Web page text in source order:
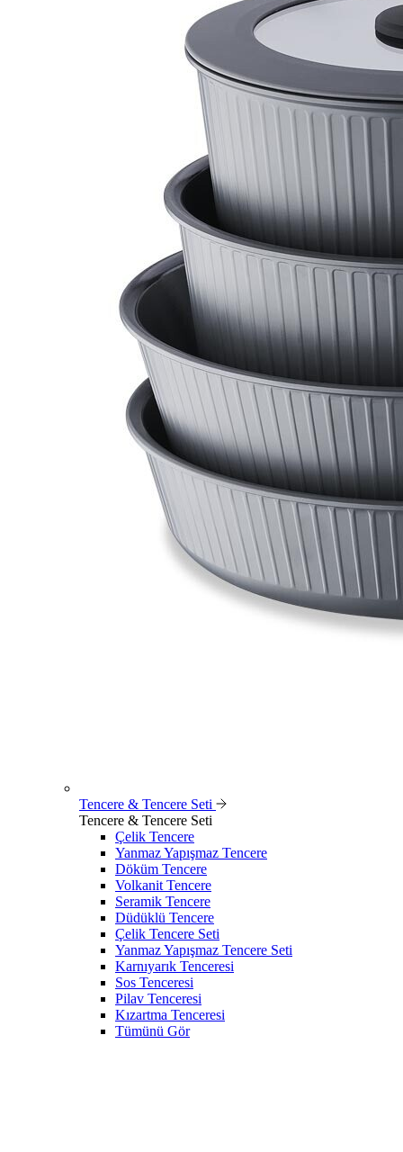
Tencere & Tencere Seti
Tencere & Tencere Seti
Çelik Tencere
Yanmaz Yapışmaz Tencere
Döküm Tencere
Volkanit Tencere
Seramik Tencere
Düdüklü Tencere
Çelik Tencere Seti
Yanmaz Yapışmaz Tencere Seti
Karnıyarık Tenceresi
Sos Tenceresi
Pilav Tenceresi
Kızartma Tenceresi
Tümünü Gör